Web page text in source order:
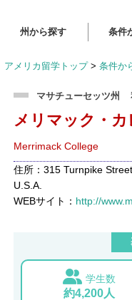
州から探す 条件
アメリカ留学トップ > 条件か
マサチューセッツ州
メリマック・
Merrimack College
住所：315 Turnpike
U.S.A.
WEBサイト： http://
学生数
約4,200人